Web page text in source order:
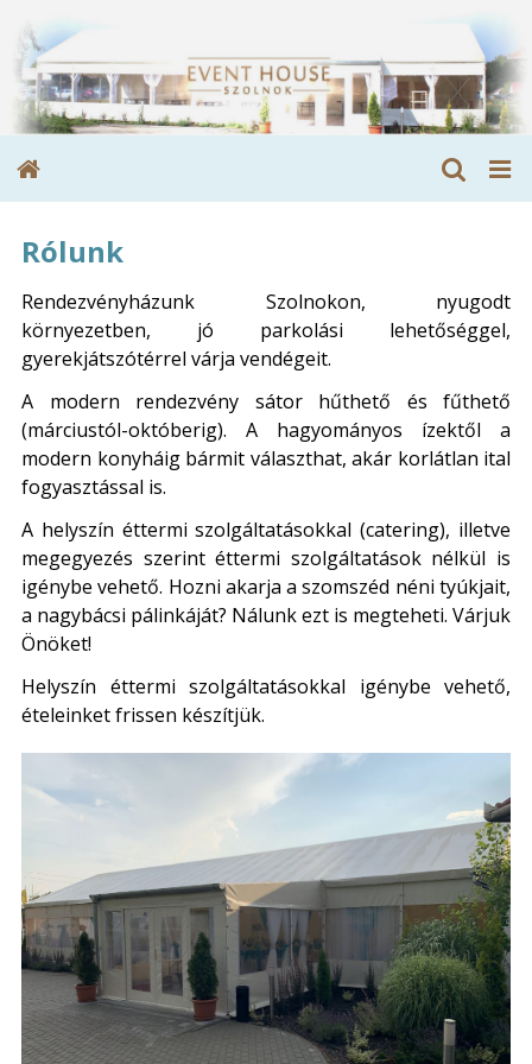
Rólunk
Rendezvényházunk Szolnokon, nyugodt
környezetben, jó parkolási lehetőséggel,
gyerekjátszótérrel várja vendégeit.
A modern rendezvény sátor hűthető és fűthető
(márciustól-októberig). A hagyományos ízektől a
modern konyháig bármit választhat, akár korlátlan ital
fogyasztással is.
A helyszín éttermi szolgáltatásokkal (catering), illetve
megegyezés szerint éttermi szolgáltatások nélkül is
igénybe vehető. Hozni akarja a szomszéd néni tyúkjait,
a nagybácsi pálinkáját? Nálunk ezt is megteheti. Várjuk
Önöket!
Helyszín éttermi szolgáltatásokkal igénybe vehető,
ételeinket frissen készítjük.